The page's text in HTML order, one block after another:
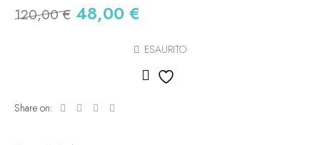
120,00€ 48,00 €
ESAURITO
Share on: